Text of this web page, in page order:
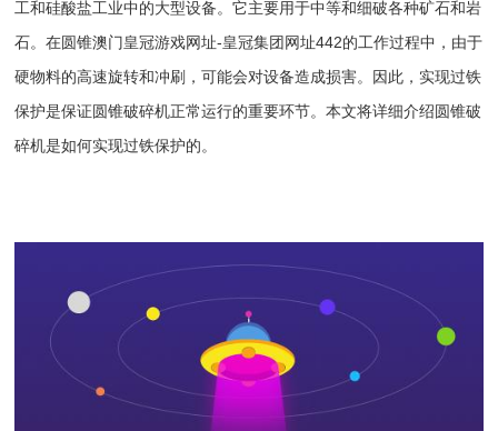
工和硅酸盐工业中的大型设备。它主要用于中等和细破各种矿石和岩
石。在圆锥澳门皇冠游戏网址-皇冠集团网址442的工作过程中，由于
硬物料的高速旋转和冲刷，可能会对设备造成损害。因此，实现过铁
保护是保证圆锥破碎机正常运行的重要环节。本文将详细介绍圆锥破
碎机是如何实现过铁保护的。